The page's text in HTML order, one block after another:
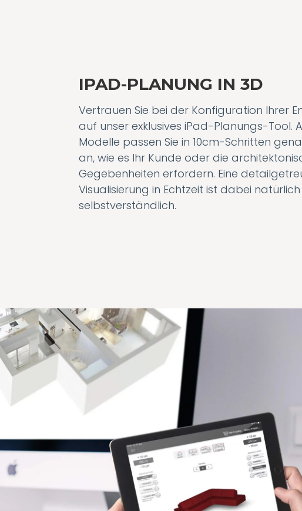
IPAD-PLANUNG IN 3D
Vertrauen Sie bei der Konfiguration Ihrer
auf unser exklusives iPad-Planungs-Tool.
Modelle passen Sie in 10cm-Schritten
an, wie es Ihr Kunde oder die
Gegebenheiten erfordern. Eine
Visualisierung in Echtzeit ist dabei natürlich
selbstverständlich.